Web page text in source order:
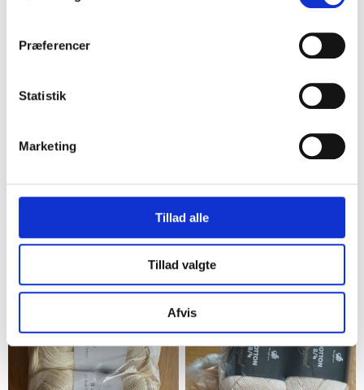
Præferencer
Statistik
Marketing
Tillad alle
Tillad valgte
Afvis
30,00 kr.
bomuldsgarn
22,00 kr.
1